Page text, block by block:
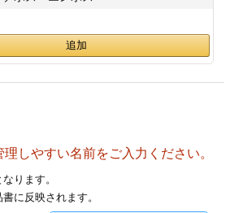
しやすい名前をご入力ください。
ります。
に反映されます。